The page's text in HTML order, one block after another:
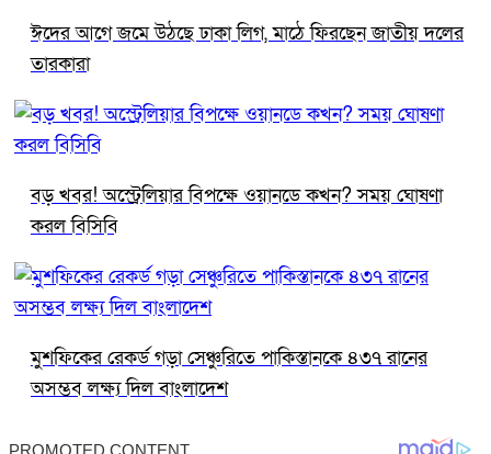
ঈদের আগে জমে উঠছে ঢাকা লিগ, মাঠে ফিরছেন জাতীয় দলের
তারকারা
বড় খবর! অস্ট্রেলিয়ার বিপক্ষে ওয়ানডে কখন? সময় ঘোষণা
করল বিসিবি
মুশফিকের রেকর্ড গড়া সেঞ্চুরিতে পাকিস্তানকে ৪৩৭ রানের
অসম্ভব লক্ষ্য দিল বাংলাদেশ